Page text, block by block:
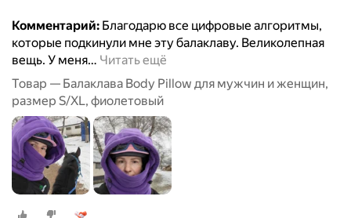
Комментарий: Благодарю все цифровые алгоритмы,
которые подкинули мне эту балаклаву. Великолепная
вещь. У меня… Читать ещё
Товар — Балаклава Body Pillow для мужчин и женщин,
размер S/XL, фиолетовый